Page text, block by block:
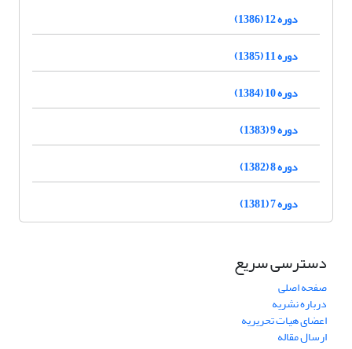
دوره 12 (1386)
دوره 11 (1385)
دوره 10 (1384)
دوره 9 (1383)
دوره 8 (1382)
دوره 7 (1381)
دسترسی سریع
صفحه اصلی
درباره نشریه
اعضای هیات تحریریه
ارسال مقاله